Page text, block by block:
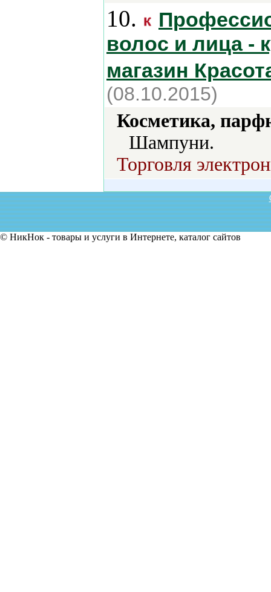
10.
волос и лица -
магазин
(08.10.2015)
Косметика,
Шампуни.
Торговля
© НикНок - товары и услуги в Интернете, каталог сайтов